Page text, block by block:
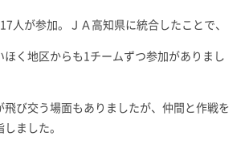
人が参加。ＪＡ高知県に統合したことで、
ほく地区からも1チームずつ参加がありまし
飛び交う場面もありましたが、仲間と作戦を
ました。